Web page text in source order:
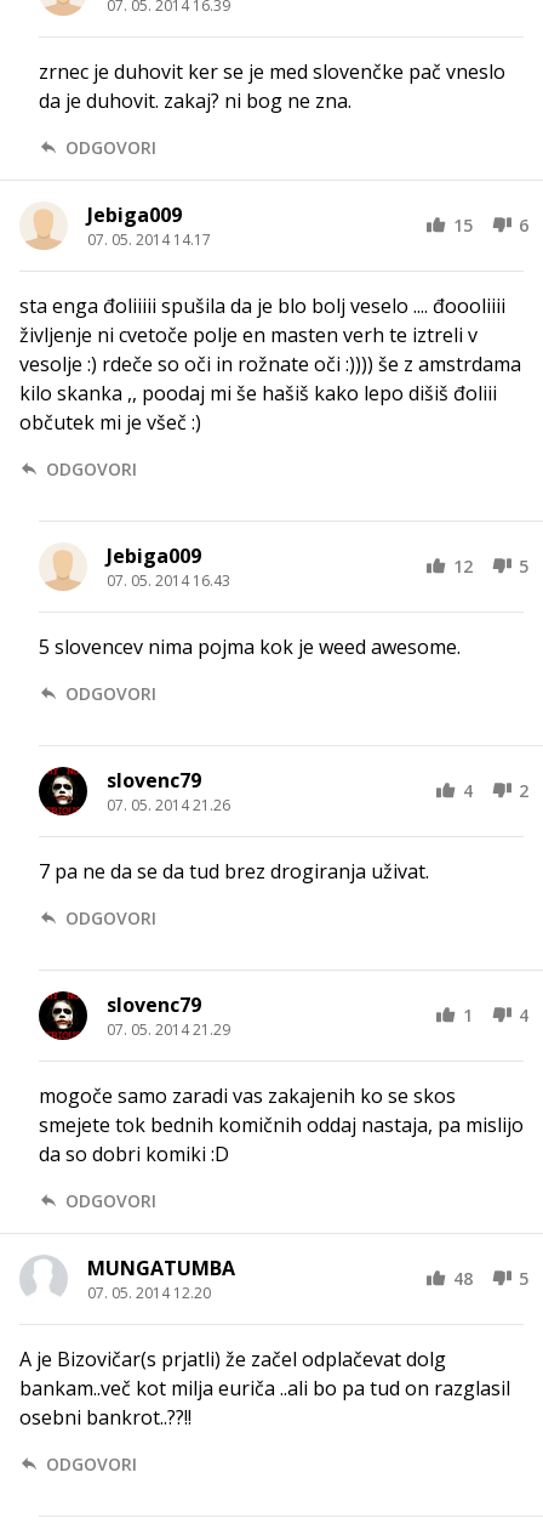
07. 05. 2014 16.39
zrnec je duhovit ker se je med slovenčke pač vneslo
da je duhovit. zakaj? ni bog ne zna.
ODGOVORI
Jebiga009
07. 05. 2014 14.17
15 6
sta enga đoliiiii spušila da je blo bolj veselo .... đoooliiii
življenje ni cvetoče polje en masten verh te iztreli v
vesolje :) rdeče so oči in rožnate oči :)))) še z amstrdama
kilo skanka ,, poodaj mi še hašiš kako lepo dišiš đoliii
občutek mi je všeč :)
ODGOVORI
Jebiga009
07. 05. 2014 16.43
12 5
5 slovencev nima pojma kok je weed awesome.
ODGOVORI
slovenc79
07. 05. 2014 21.26
4 2
7 pa ne da se da tud brez drogiranja uživat.
ODGOVORI
slovenc79
07. 05. 2014 21.29
1 4
mogoče samo zaradi vas zakajenih ko se skos
smejete tok bednih komičnih oddaj nastaja, pa mislijo
da so dobri komiki :D
ODGOVORI
MUNGATUMBA
07. 05. 2014 12.20
48 5
A je Bizovičar(s prjatli) že začel odplačevat dolg
bankam..več kot milja euriča ..ali bo pa tud on razglasil
osebni bankrot..??!!
ODGOVORI